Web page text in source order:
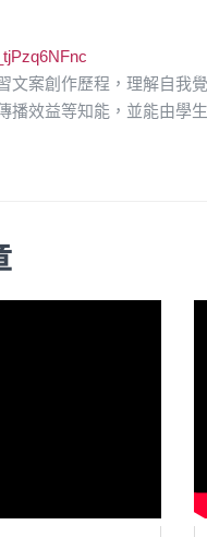
文案創作歷程，理解自我
播效益等知能，並能由學